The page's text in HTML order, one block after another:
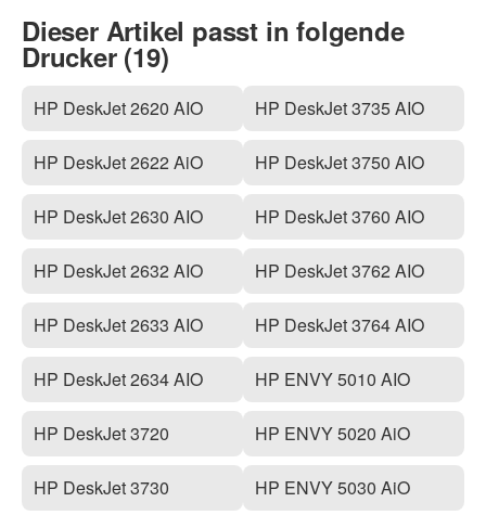
Dieser Artikel passt in folgende
Drucker (19)
HP DeskJet 2620 AIO
HP DeskJet 2622 AiO
HP DeskJet 2630 AIO
HP DeskJet 2632 AIO
HP DeskJet 2633 AIO
HP DeskJet 2634 AIO
HP DeskJet 3720
HP DeskJet 3730
HP DeskJet 3735 AIO
HP DeskJet 3750 AIO
HP DeskJet 3760 AIO
HP DeskJet 3762 AIO
HP DeskJet 3764 AIO
HP ENVY 5010 AIO
HP ENVY 5020 AiO
HP ENVY 5030 AiO